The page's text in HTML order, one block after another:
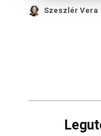
Szeszlér Vera